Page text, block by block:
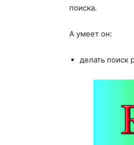
поиска.
А умеет он:
делать поиск